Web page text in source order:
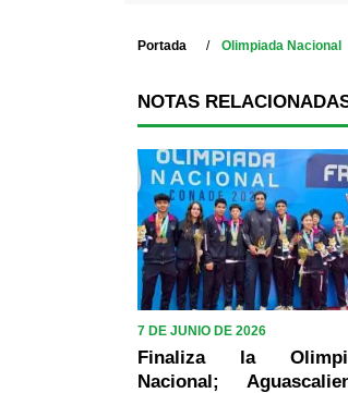
Portada Olimpiada Nacional
NOTAS
7 DE JUNIO DE 2026
Finaliza la
Nacional;